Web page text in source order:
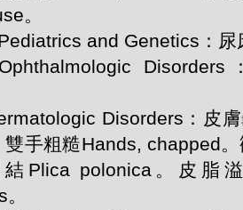
。
and Genetics：
Disorders：皮
手粗糙Hands, chapped
Plica polonica。皮脂